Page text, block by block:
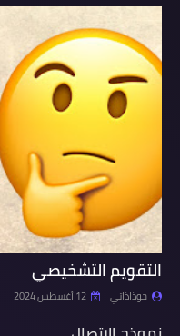
التقويم التشخيصي
جوذاذاتي 12 أغسطس 2024